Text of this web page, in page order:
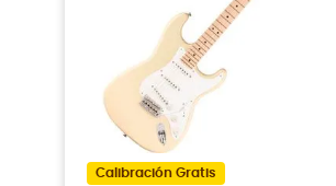
Calibración Gratis